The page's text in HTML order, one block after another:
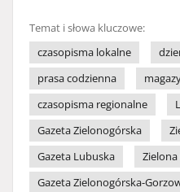
Temat i słowa kluczowe:
czasopisma lokalne
prasa codzienna
czasopisma regionalne
Gazeta Zielonogórska
Gazeta Lubuska
Zielona
Gazeta Zielonogórska-